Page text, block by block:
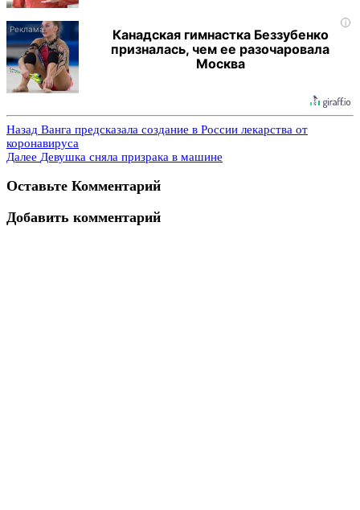
i
Канадская гимнастка Беззубенко
призналась, чем ее разочаровала
Москва
Назад Ванга предсказала создание в России лекарства от
коронавируса
Далее Девушка сняла призрака в машине
Оставьте Комментарий
Добавить комментарий